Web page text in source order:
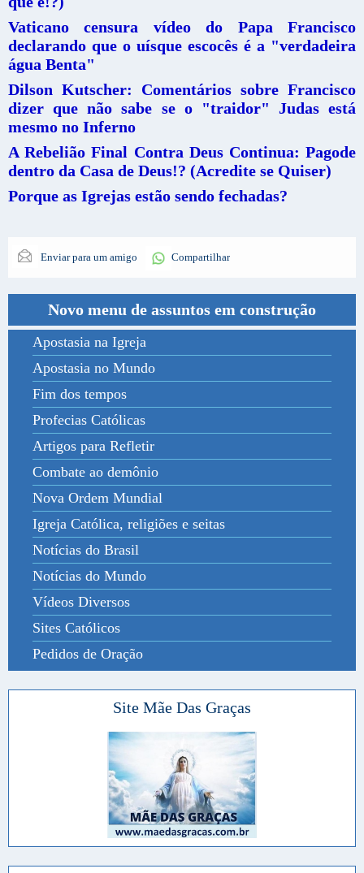
Vaticano censura vídeo do Papa Francisco
declarando que o uísque escocês é a "verdadeira
água Benta"
Dilson Kutscher: Comentários sobre Francisco
dizer que não sabe se o "traidor" Judas está
mesmo no Inferno
A Rebelião Final Contra Deus Continua: Pagode
dentro da Casa de Deus!? (Acredite se Quiser)
Porque as Igrejas estão sendo fechadas?
Enviar para um amigo Compartilhar
Novo menu de assuntos em construção
Apostasia na Igreja
Apostasia no Mundo
Fim dos tempos
Profecias Católicas
Artigos para Refletir
Combate ao demônio
Nova Ordem Mundial
Igreja Católica, religiões e seitas
Notícias do Brasil
Notícias do Mundo
Vídeos Diversos
Sites Católicos
Pedidos de Oração
Site Mãe Das Graças